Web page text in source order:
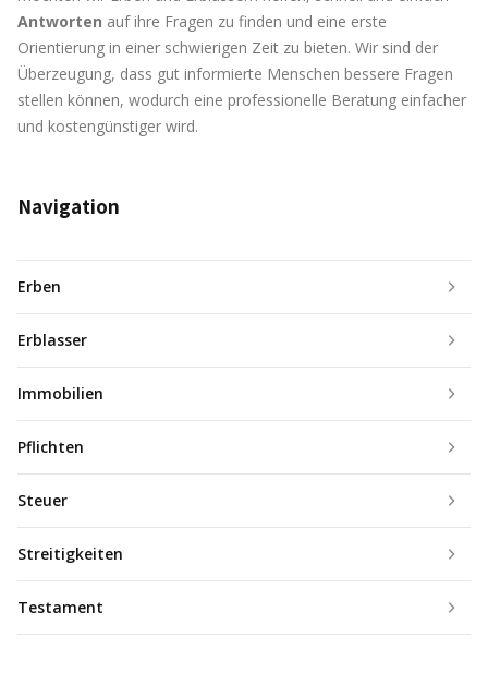
Antworten auf ihre Fragen zu finden und eine erste
Orientierung in einer schwierigen Zeit zu bieten. Wir sind der
Überzeugung, dass gut informierte Menschen bessere Fragen
stellen können, wodurch eine professionelle Beratung einfacher
und kostengünstiger wird.
Navigation
Erben
Erblasser
Immobilien
Pflichten
Steuer
Streitigkeiten
Testament